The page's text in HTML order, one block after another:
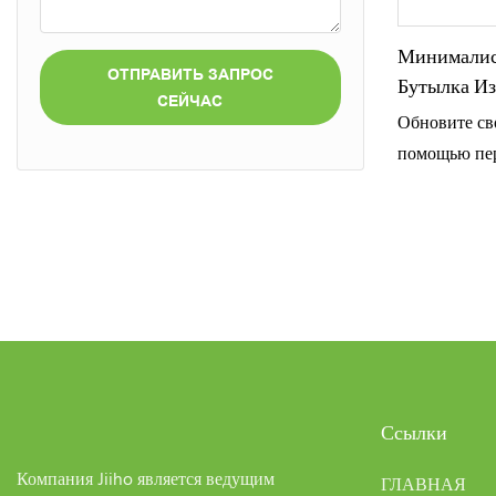
ОТПРАВИТЬ ЗАПРОС
СЕЙЧАС
Бутылка
Плотности
Виде
Обновите
помощью
Компания Jiiho является ведущим
Ссылки
ГЛАВНАЯ